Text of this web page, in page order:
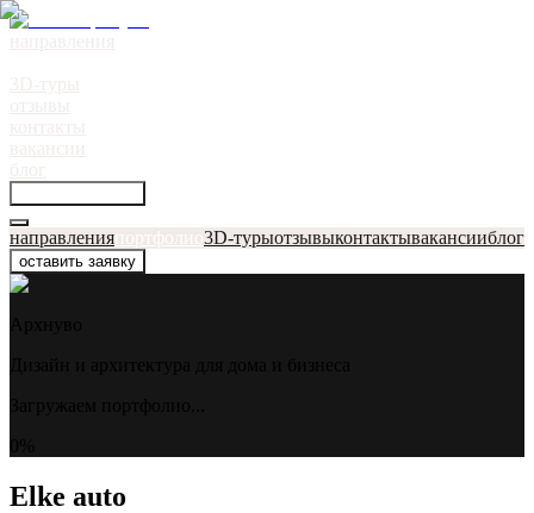
направления 3D-турыотзывыконтактывакансииблог
оставить заявку
Elke auto